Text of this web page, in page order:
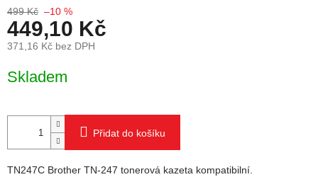
499 Kč –10 %
449,10 Kč
371,16 Kč bez DPH
Skladem
Přidat do košíku
TN247C Brother TN-247 tonerová kazeta kompatibilní.